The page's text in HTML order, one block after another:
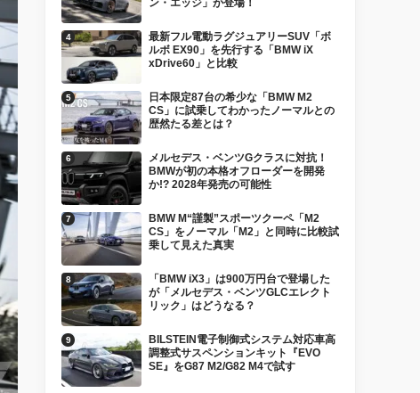
ン・エッジ」が登場！
最新フル電動ラグジュアリーSUV「ボ
ルボ EX90」を先行する「BMW iX
xDrive60」と比較
日本限定87台の希少な「BMW M2
CS」に試乗してわかったノーマルとの
歴然たる差とは？
メルセデス・ベンツGクラスに対抗！
BMWが初の本格オフローダーを開発
か!? 2028年発売の可能性
BMW M“謹製”スポーツクーペ「M2
CS」をノーマル「M2」と同時に比較試
乗して見えた真実
「BMW iX3」は900万円台で登場した
が「メルセデス・ベンツGLCエレクト
リック」はどうなる？
BILSTEIN電子制御式システム対応車高
調整式サスペンションキット『EVO
SE』をG87 M2/G82 M4で試す